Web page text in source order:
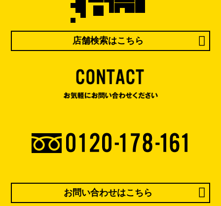
店舗検索はこちら
お問い合わせはこちら